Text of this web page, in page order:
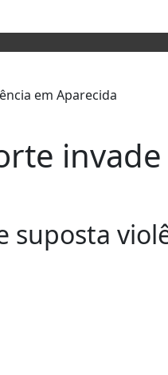
suposta